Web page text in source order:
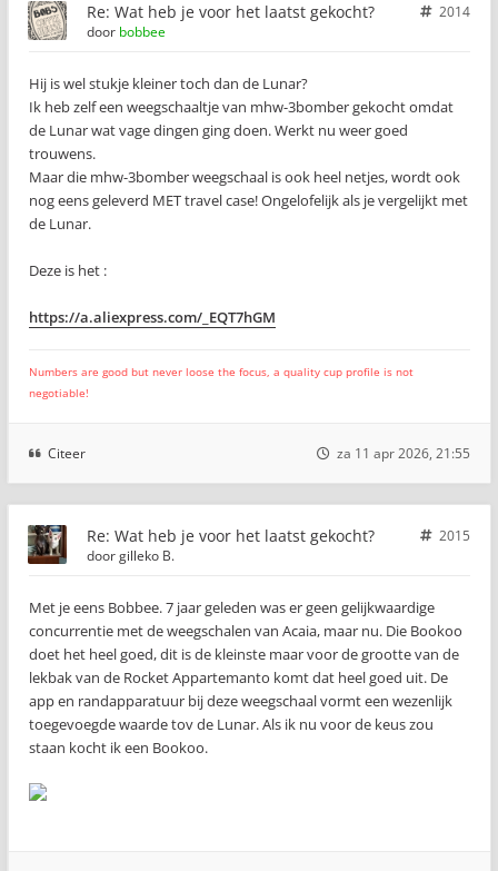
Re: Wat heb je voor het laatst gekocht?
2014
door bobbee
Hij is wel stukje kleiner toch dan de Lunar?
Ik heb zelf een weegschaaltje van mhw-3bomber gekocht omdat
de Lunar wat vage dingen ging doen. Werkt nu weer goed
trouwens.
Maar die mhw-3bomber weegschaal is ook heel netjes, wordt ook
nog eens geleverd MET travel case! Ongelofelijk als je vergelijkt met
de Lunar.
Deze is het :
https://a.aliexpress.com/_EQT7hGM
Numbers are good but never loose the focus, a quality cup profile is not
negotiable!
Citeer za 11 apr 2026, 21:55
Re: Wat heb je voor het laatst gekocht?
2015
doorgilleko B.
Met je eens Bobbee. 7 jaar geleden was er geen gelijkwaardige
concurrentie met de weegschalen van Acaia, maar nu. Die Bookoo
doet het heel goed, dit is de kleinste maar voor de grootte van de
lekbak van de Rocket Appartemanto komt dat heel goed uit. De
app en randapparatuur bij deze weegschaal vormt een wezenlijk
toegevoegde waarde tov de Lunar. Als ik nu voor de keus zou
staan kocht ik een Bookoo.